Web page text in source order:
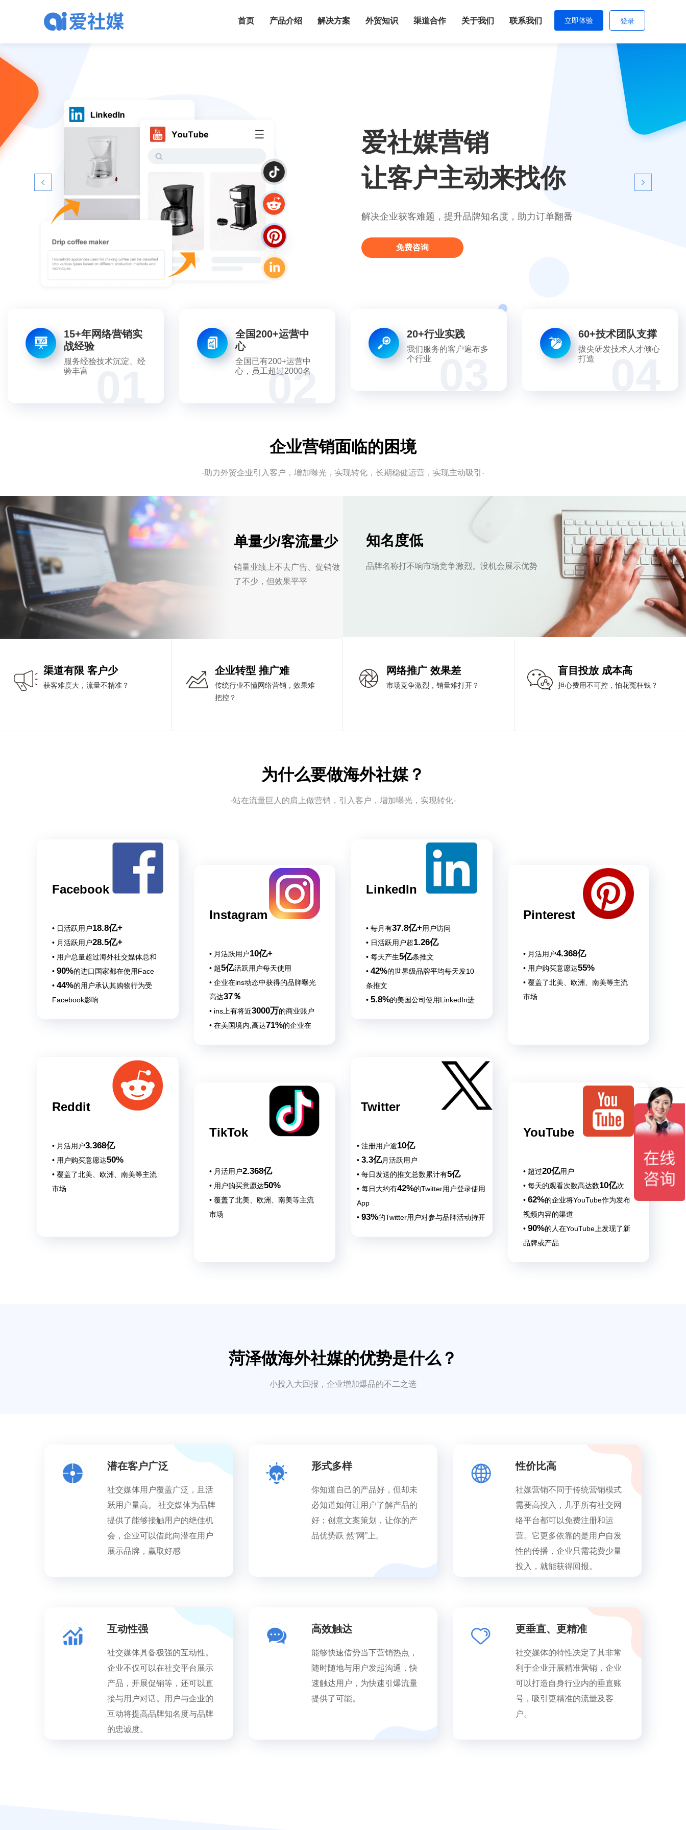
立即体验 登录
首页 产品介绍 解决方案 外贸知识 渠道合作 关于我们 联系我们
爱社媒营销
让客户主动来找你
解决企业获客难题，提升品牌知名度，助力订单翻番
免费咨询
15+年网络营销实
战经验
服务经验技术沉淀、经
验丰富
02
全国200+运营中
心
全国已有200+运营中
心，员工超过2000名
20+行业实践
我们服务的客户遍布多
个行业
60+技术团队支撑
拔尖研发技术人才倾心
打造
企业营销面临的困境
-助力外贸企业引入客户，增加曝光，实现转化，长期稳健运营，实现主动吸引-
单量少/客流量少
销量业绩上不去广告、促销做
了不少，但效果平平
知名度低
品牌名称打不响市场竞争激烈。没机会展示优势
渠道有限 客户少
获客难度大，流量不精准？
企业转型 推广难
传统行业不懂网络营销，效果难
把控？
网络推广 效果差
市场竞争激烈，销量难打开？
盲目投放 成本高
担心费用不可控，怕花冤枉钱？
为什么要做海外社媒？
-站在流量巨人的肩上做营销，引入客户，增加曝光，实现转化-
Facebook
• 日活跃用户18.8亿+
• 月活跃用户28.5亿+
• 用户总量超过海外社交媒体总和
• 90%的进口国家都在使用Face
• 44%的用户承认其购物行为受
Facebook影响
Instagram
• 月活跃用户10亿+
• 超5亿活跃用户每天使用
• 企业在ins动态中获得的品牌曝光
高达37％
• ins上有将近3000万的商业账户
• 在美国境内,高达71%的企业在
LinkedIn
• 每月有37.8亿+用户访问
• 日活跃用户超1.26亿
• 每天产生5亿条推文
• 42%的世界级品牌平均每天发10
条推文
• 5.8%的美国公司使用LinkedIn进
Pinterest
• 月活用户4.368亿
• 用户购买意愿达55%
• 覆盖了北美、欧洲、南美等主流
市场
Reddit
• 月活用户3.368亿
• 用户购买意愿达50%
• 覆盖了北美、欧洲、南美等主流
市场
TikTok
• 月活用户2.368亿
• 用户购买意愿达50%
• 覆盖了北美、欧洲、南美等主流
市场
Twitter
• 注册用户逾10亿
• 3.3亿月活跃用户
• 每日发送的推文总数累计有5亿
• 每日大约有42%的Twitter用户登录使用
App
• 93%的Twitter用户对参与品牌活动持开
YouTube
• 超过20亿用户
• 每天的观看次数高达数10亿次
• 62%的企业将YouTube作为发布
视频内容的渠道
• 90%的人在YouTube上发现了新
品牌或产品
菏泽做海外社媒的优势是什么？
小投入大回报，企业增加爆品的不二之选
潜在客户广泛
社交媒体用户覆盖广泛，且活
跃用户量高。 社交媒体为品牌
提供了能够接触用户的绝佳机
会，企业可以借此向潜在用户
展示品牌，赢取好感
形式多样
你知道自己的产品好，但却未
必知道如何让用户了解产品的
好；创意文案策划，让你的产
品优势跃 然“网”上。
性价比高
社媒营销不同于传统营销模式
需要高投入，几乎所有社交网
络平台都可以免费注册和运
营。它更多依靠的是用户自发
性的传播，企业只需花费少量
投入，就能获得回报。
互动性强
社交媒体具备极强的互动性。
企业不仅可以在社交平台展示
产品，开展促销等，还可以直
接与用户对话。用户与企业的
互动将提高品牌知名度与品牌
的忠诚度。
高效触达
能够快速借势当下营销热点，
随时随地与用户发起沟通，快
速触达用户，为快速引爆流量
提供了可能。
更垂直、更精准
社交媒体的特性决定了其非常
利于企业开展精准营销，企业
可以打造自身行业内的垂直账
号，吸引更精准的流量及客
户。